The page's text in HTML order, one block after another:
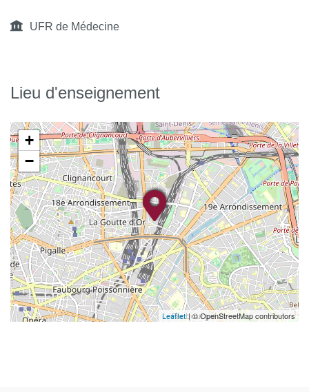
UFR de Médecine
Lieu d'enseignement
+
−
Leaflet| © OpenStreetMap contributors